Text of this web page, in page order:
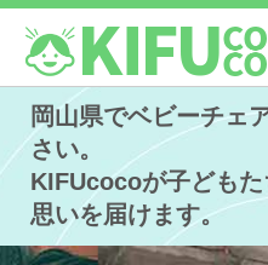
岡山県でベビーチェ
さい。
KIFUcocoが子どもた
思いを届けます。